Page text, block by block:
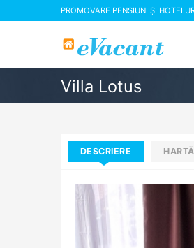
PROMOVARE PENSIUNI ȘI
Villa Lotus
DESCRIERE HARTĂ